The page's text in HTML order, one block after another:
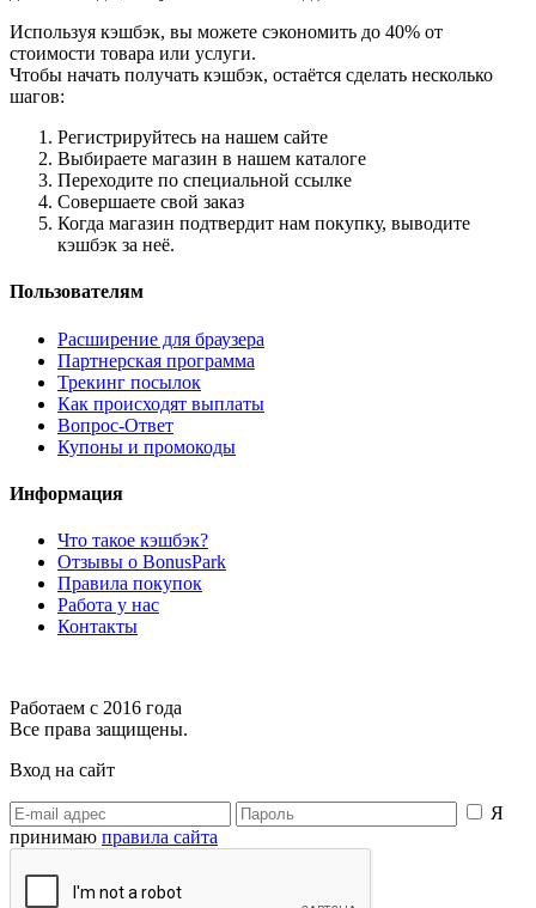
Используя кэшбэк, вы можете сэкономить до 40% от
стоимости товара или услуги.
Чтобы начать получать кэшбэк, остаётся сделать несколько
шагов:
Регистрируйтесь на нашем сайте
Выбираете магазин в нашем каталоге
Переходите по специальной ссылке
Совершаете свой заказ
Когда магазин подтвердит нам покупку, выводите
кэшбэк за неё.
Пользователям
Расширение для браузера
Партнерская программа
Трекинг посылок
Как происходят выплаты
Вопрос-Ответ
Купоны и промокоды
Информация
Что такое кэшбэк?
Отзывы о BonusPark
Правила покупок
Работа у нас
Контакты
Работаем с 2016 года
Все права защищены.
Вход на сайт
Я
принимаю правила сайта